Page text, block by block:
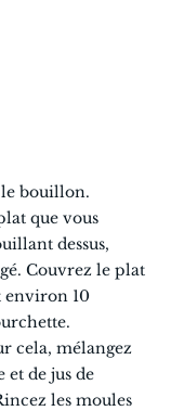
bouillon.
que vous
dessus,
Couvrez le plat
environ 10
cela, mélangez
et de jus de
les moules